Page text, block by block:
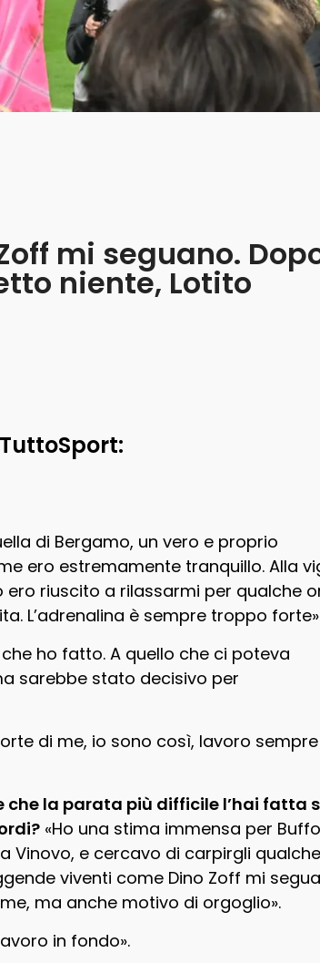
mi seguano.
niente, Lotito
di Bergamo, un vero e proprio
ero estremamente tranquillo. Alla
riuscito a rilassarmi per qualche
L’adrenalina è sempre troppo
ho fatto. A quello che ci poteva
sarebbe stato decisivo per
forte di me, io sono così, lavoro
la parata più difficile l’hai fatta
«Ho una stima immensa per
Vinovo, e cercavo di carpirgli qualche
viventi come Dino Zoff mi
ma anche motivo di orgoglio».
in fondo».